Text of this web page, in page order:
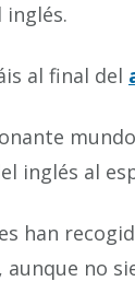
inglés.
al final del
inglés al
han
no